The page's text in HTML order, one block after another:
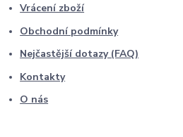
Vrácení zboží
Obchodní podmínky
Nejčastější dotazy (FAQ)
Kontakty
O nás